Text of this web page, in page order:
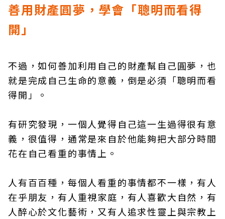
善用財產圓夢，學會 「聰明而看得
開」
不過，如何善加利用自己的財產幫自己圓夢，也
就是完成自己生命的意義，倒是必須「聰明而看
得開」。
有研究發現，一個人覺得自己這一生過得很有意
義，很值得，通常是來自於他能夠把大部分時間
花在自己看重的事情上。
人有百百種，每個人看重的事情都不一樣，有人
在乎朋友，有人重視家庭，有人喜歡大自然，有
人醉心於文化藝術，又有人追求性靈上與宗教上